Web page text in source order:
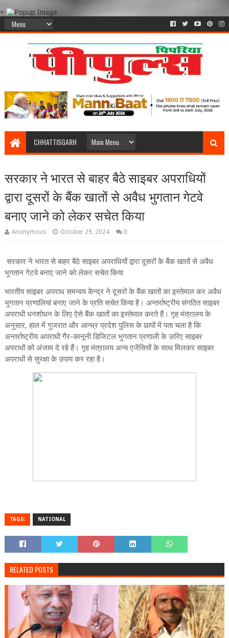
×
CHHATTISGARH
सरकार ने भारत से बाहर बैठे साइबर अपराधियों
द्वारा दूसरों के बैंक खातों से अवैध भुगतान गेटवे
बनाए जाने को लेकर सचेत किया
Anonymous October 29, 2024 0
सरकार ने भारत से बाहर बैठे साइबर अपराधियों द्वारा दूसरों के बैंक खातों से अवैध
भुगतान गेटवे बनाए जाने को लेकर सचेत किया
भारतीय साइबर अपराध समन्‍वय केन्‍द्र ने दूसरों के बैंक खातों का इस्‍तेमाल कर अवैध
भुगतान प्रणालियां बनाए जाने के प्रति सचेत किया है। अन्‍तर्राष्‍ट्रीय संगठित साइबर
अपराधी धनशोधन के लिए ऐसे बैंक खातों का इस्‍तेमाल करते हैं। गृह मंत्रालय के
अनुसार, हाल में गुजरात और आन्‍ध्र प्रदेश पुलिस के छापों में पता चला है कि
अन्‍तर्राष्‍ट्रीय अपराधी गैर-कानूनी डिजिटल भुगतान प्रणाली के ज़रिए साइबर
अपराधों को अंजाम दे रहे हैं। गृह मंत्रालय अन्य एजेंसियों के साथ मिलकर साइबर
अपराधों से सुरक्षा के उपाय कर रहा है।
TAGS: NATIONAL
RELATED POSTS